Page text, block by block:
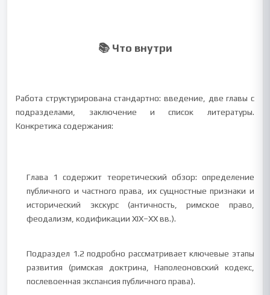
📚 Что внутри
Работа структурирована стандартно: введение, две главы с
подразделами, заключение и список литературы.
Конкретика содержания:
Глава 1 содержит теоретический обзор: определение
публичного и частного права, их сущностные признаки и
исторический экскурс (античность, римское право,
феодализм, кодификации XIX–XX вв.).
Подраздел 1.2 подробно рассматривает ключевые этапы
развития (римская доктрина, Наполеоновский кодекс,
послевоенная экспансия публичного права).